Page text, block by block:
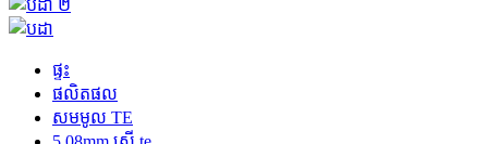
ផ្ទះ
ផលិតផល
សមមូល TE